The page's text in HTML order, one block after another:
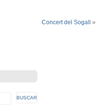
Concert del Sogall »